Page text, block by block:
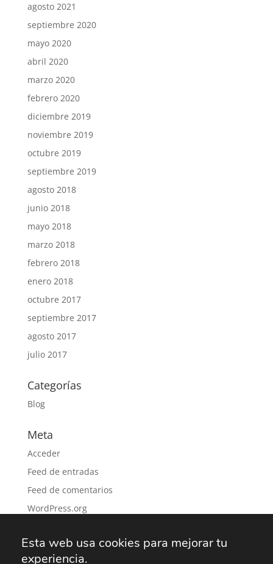
agosto 2021
septiembre 2020
mayo 2020
abril 2020
marzo 2020
febrero 2020
diciembre 2019
noviembre 2019
octubre 2019
septiembre 2019
agosto 2018
junio 2018
mayo 2018
marzo 2018
febrero 2018
enero 2018
octubre 2017
septiembre 2017
agosto 2017
julio 2017
Categorías
Blog
Meta
Acceder
Feed de entradas
Feed de comentarios
WordPress.org
Esta web usa cookies para mejorar tu
experiencia.